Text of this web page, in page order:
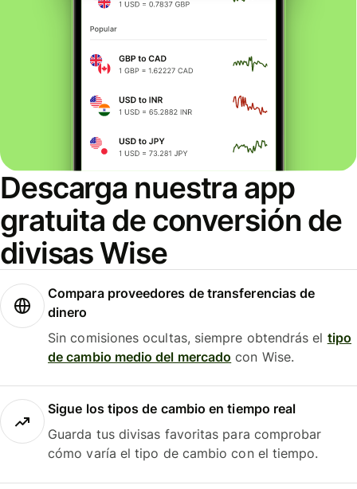
Descarga nuestra app
gratuita de conversión de
divisas Wise
Compara proveedores de transferencias de
dinero
Sin comisiones ocultas, siempre obtendrás el tipo
de cambio medio del mercado con Wise.
Sigue los tipos de cambio en tiempo real
Guarda tus divisas favoritas para comprobar
cómo varía el tipo de cambio con el tiempo.